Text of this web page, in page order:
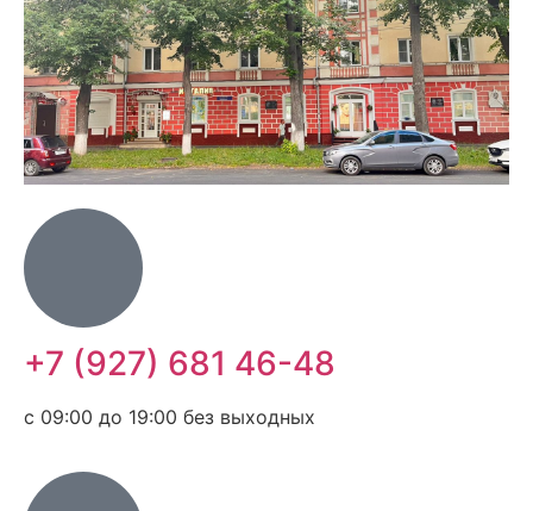
+7 (927) 681 46-48
с 09:00 до 19:00 без выходных